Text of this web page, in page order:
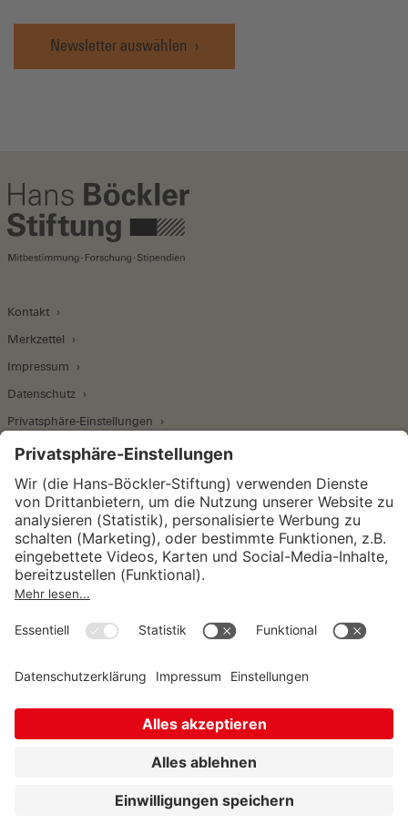
Newsletter auswählen
Kontakt
Merkzettel
Impressum
Datenschutz
Privatsphäre-Einstellungen
Wirtschafts- und Sozialwissenschaftliches Institut
Institut für Makroökonomie und
Konjunkturforschung
Unternehmensführung
Sozialrecht